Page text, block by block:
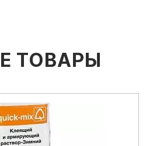
ТОВАРЫ